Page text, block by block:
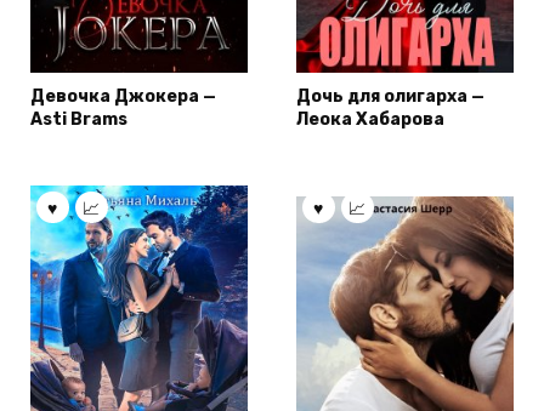
Девочка Джокера —
Asti Brams
Дочь для олигарха —
Леока Хабарова